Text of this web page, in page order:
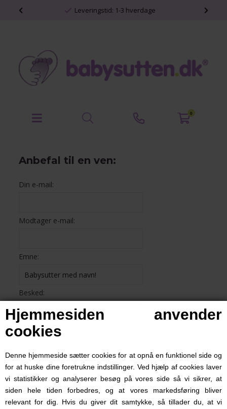
Hjemmesiden anvender
cookies
Denne hjemmeside sætter cookies for at opnå en funktionel side og
for at huske dine foretrukne indstillinger. Ved hjælp af cookies laver
vi statistikker og analyserer besøg på vores side så vi sikrer, at
siden hele tiden forbedres, og at vores markedsføring bliver
relevant for dig. Hvis du giver dit samtykke, så tillader du, at vi
Leveringstid: 1-3 hverdage
0
Anbefal til en ven:
Din e-mail:
Modtager e-mail:
Emne:
Besked: